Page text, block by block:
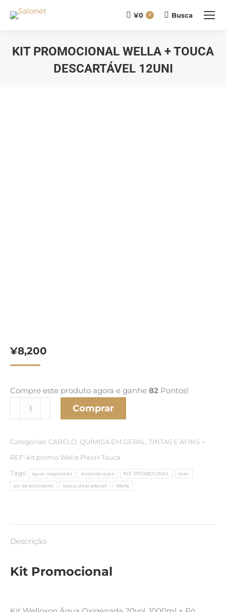
¥0 0 Buscar
Busca
KIT PROMOCIONAL WELLA + TOUCA
DESCARTÁVEL 12UNI
¥8,200
Compre este produto agora e ganhe 82 Pontos!
Promocional
+
Touca
Descartável
12uni
Comprar
Categorias: CABELO QUÍMICA EM GERAL
TINTAS E AFINS
REF: kit promo Wella PlexH Touca
Tags:
agua oxigenada descoloração KIT PROMOCINAL loiro
pó descolorante touca descartavel Wella
Descrição
Kit Promocional